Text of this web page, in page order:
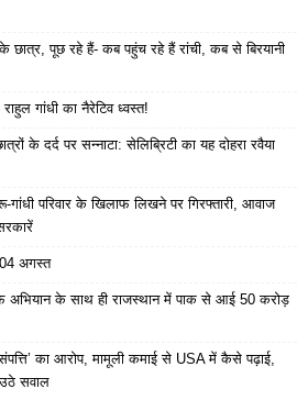
पूछ रहे हैं- कब पहुंच रहे हैं रांची, कब से बिरयानी
गांधी का नैरेटिव ध्वस्त!
के दर्द पर सन्नाटा: सेलिब्रिटी का यह दोहरा रवैया
परिवार के खिलाफ लिखने पर गिरफ्तारी, आवाज
04 अगस्त
अभियान के साथ ही राजस्थान में पाक से आई 50 करोड़
का आरोप, मामूली कमाई से USA में कैसे पढ़ाई,
सवाल